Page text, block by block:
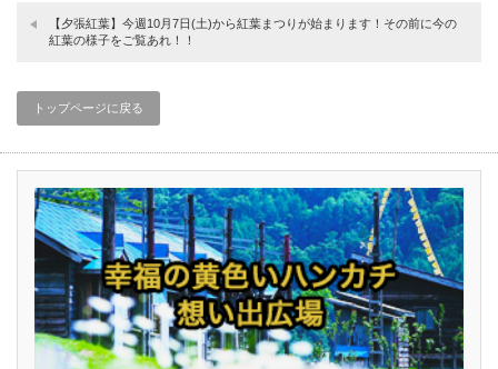
【夕張紅葉】今週10月7日(土)から紅葉まつりが始まります！その前に今の
紅葉の様子をご覧あれ！！
トップページに戻る